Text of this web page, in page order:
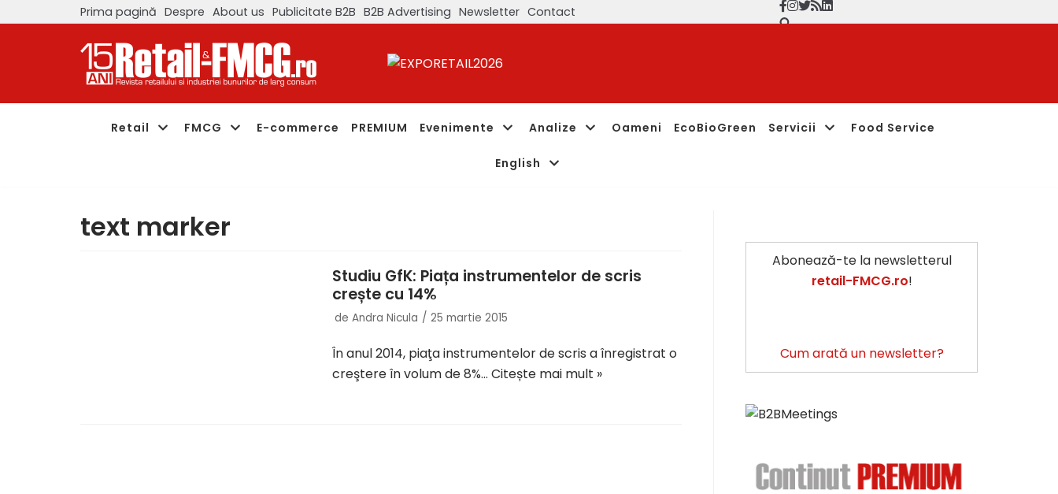
Prima pagină Despre About us Publicitate B2B B2B Advertising Newsletter Contact
Retail FMCG E-commerce PREMIUM Evenimente Analize Oameni EcoBioGreen Servicii Food Service
English
text marker
Studiu GfK: Piața instrumentelor de scris
crește cu 14%
de Andra Nicula 25 martie 2015
În anul 2014, piaţa instrumentelor de scris a înregistrat o
creştere în volum de 8%… Citește mai mult »
Abonează-te la newsletterul
retail-FMCG.ro!
Cum arată un newsletter?